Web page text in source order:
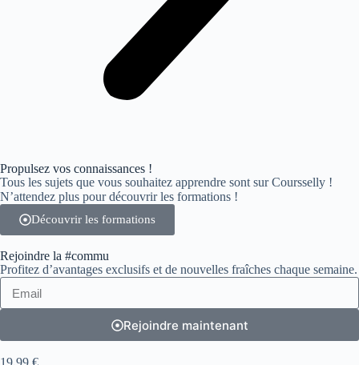
Propulsez vos connaissances !
Tous les sujets que vous souhaitez apprendre sont sur Coursselly !
N’attendez plus pour découvrir les formations !
Découvrir les formations
Rejoindre la #commu
Profitez d’avantages exclusifs et de nouvelles fraîches chaque semaine.
Rejoindre maintenant